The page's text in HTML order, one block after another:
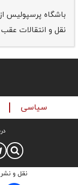
باشگاه پرسپولیس
نقل و انتقالات
سیاسی
نقل و